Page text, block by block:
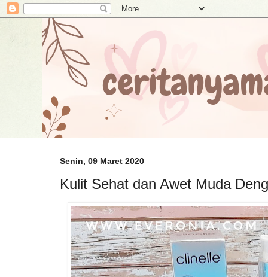
Senin, 09 Maret 2020
Kulit Sehat dan Awet Muda